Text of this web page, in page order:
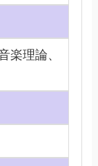
楽理論、